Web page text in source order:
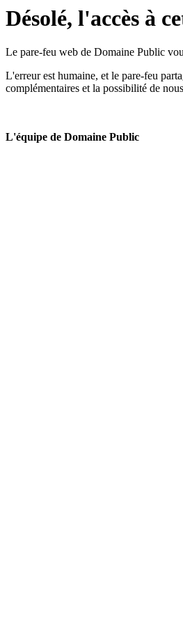
Désolé, l'accès à
Le pare-feu web de Domaine Public
L'erreur est humaine, et le pare-feu
complémentaires et la possibilité de
L'équipe de Domaine Public